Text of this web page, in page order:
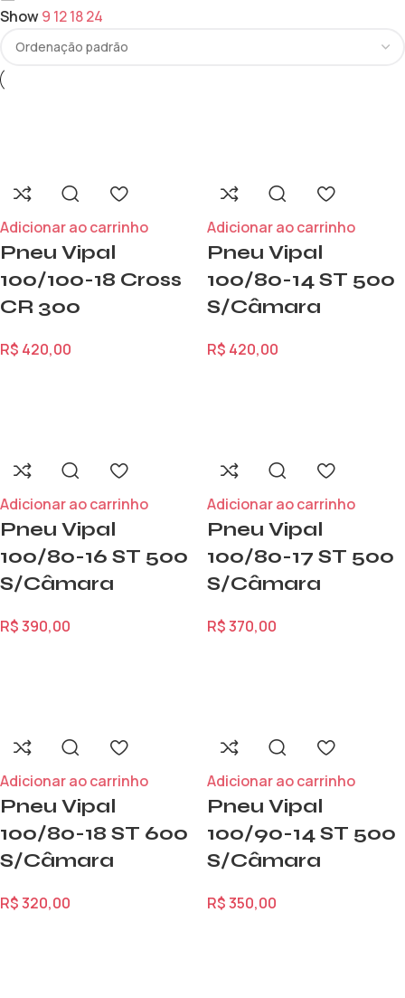
Show9 121824
Adicionar ao carrinho
Pneu Vipal
100/100-18 Cross
CR 300
R$ 420,00
Adicionar ao carrinho
Pneu Vipal
100/80-14 ST 500
S/Câmara
R$ 420,00
Adicionar ao carrinho
Pneu Vipal
100/80-16 ST 500
S/Câmara
R$390,00
Adicionar ao carrinho
Pneu Vipal
100/80-17 ST 500
S/Câmara
R$370,00
Adicionar ao carrinho
Pneu Vipal
100/80-18 ST 600
S/Câmara
R$320,00
Adicionar ao carrinho
Pneu Vipal
100/90-14 ST 500
S/Câmara
R$350,00